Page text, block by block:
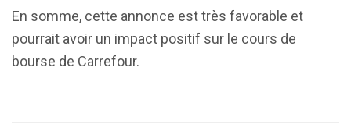
En somme, cette annonce est très favorable et
pourrait avoir un impact positif sur le cours de
bourse de Carrefour.